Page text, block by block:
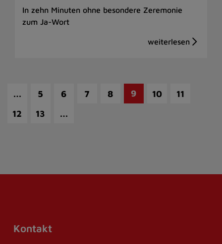
In zehn Minuten ohne besondere Zeremonie
zum Ja-Wort
… 5 6 7 8 9 10
11
12
13 …
Kontakt